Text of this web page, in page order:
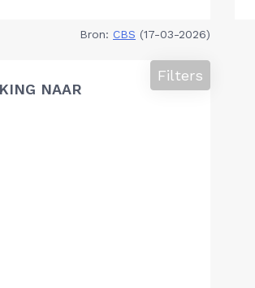
Bron: CBS (17-03-2026)
NAAR
Filters